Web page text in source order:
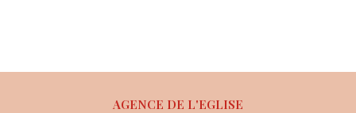
AGENCE DE L'EGLISE